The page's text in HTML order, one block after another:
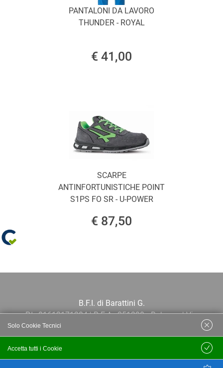
PANTALONI DA LAVORO
THUNDER - ROYAL
€ 41,00
SCARPE
ANTINFORTUNISTICHE POINT
S1PS FO SR - U-POWER
€ 87,50
B.F.I. di Barattini G.
P.I.: 01613171204 | R.E.A.: 351290 - Bologna | Via
Po 13E, 40139, Bologna | Telefono: 051
444638 | Email: bfi@bfi.bo.it
Accetta tutti i Cookie
Solo Cookie Tecnici
Salva